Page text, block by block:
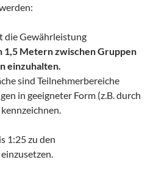
die Gewährleistung
1,5 Metern zwischen Gruppen
einzuhalten.
sind Teilnehmerbereiche
in geeigneter Form (z.B. durch
1:25 zu den